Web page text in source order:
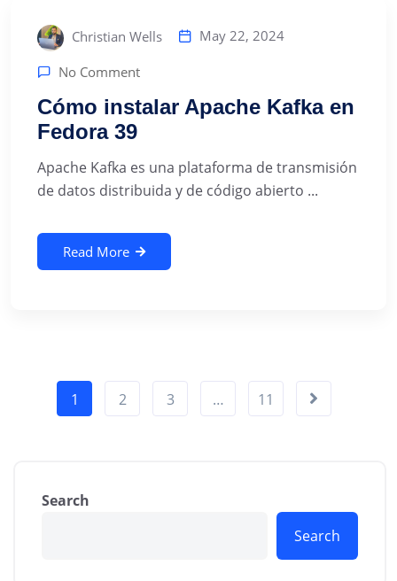
Christian Wells May 22, 2024
No Comment
Cómo instalar Apache Kafka en
Fedora 39
Apache Kafka es una plataforma de transmisión
de datos distribuida y de código abierto ...
Read More
1 2 3 … 11
Search
Search